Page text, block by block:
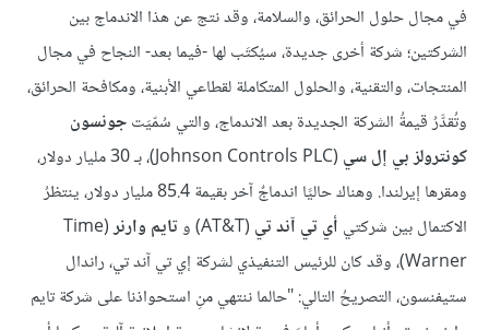
في مجال حلول الحرائق، والسلامة، وقد نتج عن هذا الاندماج بين
الشركتين؛ شركة أخرى جديدة، سيُكتَب لها -فيما بعد- النجاح في مجال
المنتجات، والتقنية، والحلول المتكاملة لقطاعي الأبنية، ومكافحة الحرائق،
وتُقدَّرُ قيمةُ الشركة الجديدة بعد الاندماج، والتي سُمّيَتجونسون
كونترولز بي إل سي
(Johnson Controls PLC)، بـ 30 مليار دولار،
ومقرها إيرلندا. وهناك حاليًا اندماجٌ آخر بقيمة 85.4 مليار دولار، ينتظرُ
الاكتمال بين شركتي أي تي آند تي (AT&T) و تايم وارنر (Time
Warner)، وقد كان للرئيس التنفيذي لشركة إي تي آند تي، راندال
ستيفنسون، التصريحُ التالي: "حالما ننتهي منِ استحواذنا على شركة تايم